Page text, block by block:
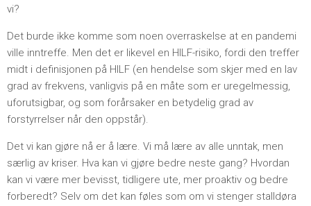
vi?
Det burde ikke komme som noen overraskelse at en pandemi
ville inntreffe. Men det er likevel en HILF-risiko, fordi den treffer
midt i definisjonen på HILF (en hendelse som skjer med en lav
grad av frekvens, vanligvis på en måte som er uregelmessig,
uforutsigbar, og som forårsaker en betydelig grad av
forstyrrelser når den oppstår).
Det vi kan gjøre nå er å lære. Vi må lære av alle unntak, men
særlig av kriser. Hva kan vi gjøre bedre neste gang? Hvordan
kan vi være mer bevisst, tidligere ute, mer proaktiv og bedre
forberedt? Selv om det kan føles som om vi stenger stalldøra